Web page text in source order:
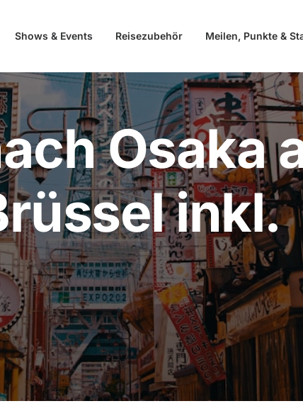
Shows & Events Reisezubehör Meilen, Punkte &
Osaka
inkl.